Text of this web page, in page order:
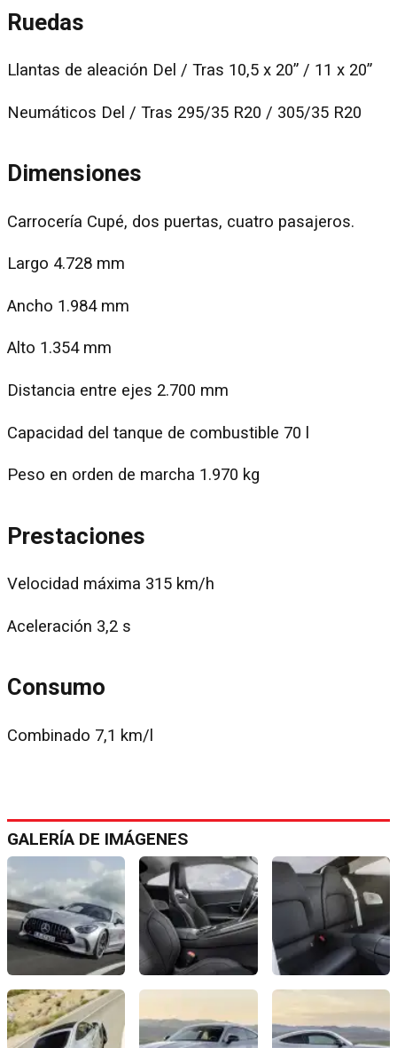
Ruedas
Llantas de aleación Del / Tras 10,5 x 20” / 11 x 20”
Neumáticos Del / Tras 295/35 R20 / 305/35 R20
Dimensiones
Carrocería Cupé, dos puertas, cuatro pasajeros.
Largo 4.728 mm
Ancho 1.984 mm
Alto 1.354 mm
Distancia entre ejes 2.700 mm
Capacidad del tanque de combustible 70 l
Peso en orden de marcha 1.970 kg
Prestaciones
Velocidad máxima 315 km/h
Aceleración 3,2 s
Consumo
Combinado 7,1 km/l
GALERÍA DE IMÁGENES